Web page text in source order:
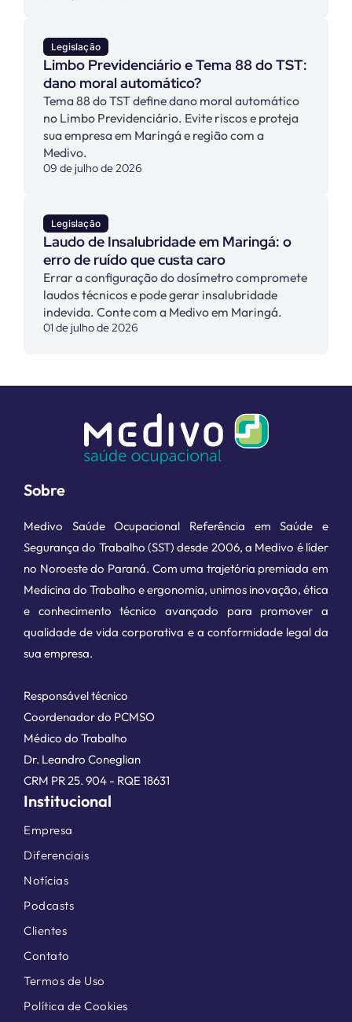
Legislação
Limbo Previdenciário e Tema 88 do TST:
dano moral automático?
Tema 88 do TST define dano moral automático
no Limbo Previdenciário. Evite riscos e proteja
sua empresa em Maringá e região com a
Medivo.
09 de julho de 2026
Legislação
Laudo de Insalubridade em Maringá: o
erro de ruído que custa caro
Errar a configuração do dosímetro compromete
laudos técnicos e pode gerar insalubridade
indevida. Conte com a Medivo em Maringá.
01 de julho de 2026
Sobre
Medivo Saúde Ocupacional Referência em Saúde e
Segurança do Trabalho (SST) desde 2006, a Medivo é líder
no Noroeste do Paraná. Com uma trajetória premiada em
Medicina do Trabalho e ergonomia, unimos inovação, ética
e conhecimento técnico avançado para promover a
qualidade de vida corporativa e a conformidade legal da
sua empresa.
Responsável técnico
Coordenador do PCMSO
Médico do Trabalho
Dr. Leandro Coneglian
CRM PR 25. 904 - RQE 18631
Institucional
Empresa
Diferenciais
Notícias
Podcasts
Clientes
Contato
Termos de Uso
Política de Cookies